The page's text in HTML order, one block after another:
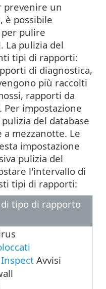
prevenire un
è possibile
pulire
La pulizia del
tipi di rapporti:
di diagnostica,
più raccolti
rapporti da
impostazione
del database
mezzanotte. Le
impostazione
pulizia del
l'intervallo di
tipi di rapporti:
di tipo di rapporto
InspectAvvisi